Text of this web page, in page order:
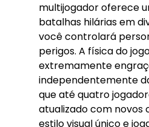
multijogador oferece
batalhas hilárias em
você controlará
perigos. A física do
extremamente
independentemente
que até quatro
atualizado com novos
estilo visual único e